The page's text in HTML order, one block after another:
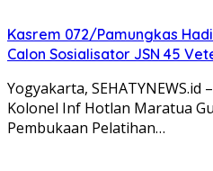
Kasrem 072/Pamungkas
Calon Sosialisator JSN 45
Yogyakarta, SEHATYNEWS.id
Kolonel Inf Hotlan Maratua
Pembukaan Pelatihan…